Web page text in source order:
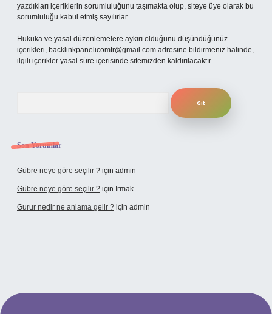
yazdıkları içeriklerin sorumluluğunu taşımakta olup, siteye üye olarak bu
sorumluluğu kabul etmiş sayılırlar.
Hukuka ve yasal düzenlemelere aykırı olduğunu düşündüğünüz
içerikleri, backlinkpanelicomtr@gmail.com adresine bildirmeniz halinde,
ilgili içerikler yasal süre içerisinde sitemizden kaldırılacaktır.
Son Yorumlar
Gübre neye göre seçilir ? için admin
Gübre neye göre seçilir ? için Irmak
Gurur nedir ne anlama gelir ? için admin
yeni giriş adresi